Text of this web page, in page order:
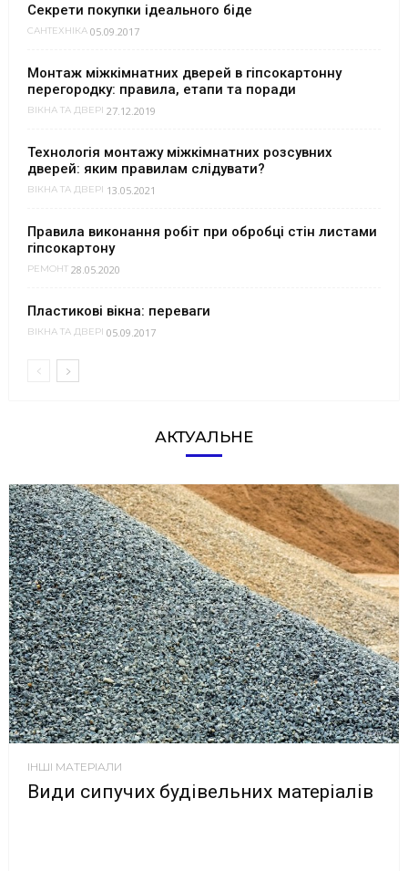
Секрети покупки ідеального біде
САНТЕХНІКА 05.09.2017
Монтаж міжкімнатних дверей в гіпсокартонну
перегородку: правила, етапи та поради
ВІКНА ТА ДВЕРІ 27.12.2019
Технологія монтажу міжкімнатних розсувних
дверей: яким правилам слідувати?
ВІКНА ТА ДВЕРІ 13.05.2021
Правила виконання робіт при обробці стін листами
гіпсокартону
РЕМОНТ 28.05.2020
Пластикові вікна: переваги
ВІКНА ТА ДВЕРІ 05.09.2017
АКТУАЛЬНЕ
ІНШІ МАТЕРІАЛИ
Види сипучих будівельних матеріалів